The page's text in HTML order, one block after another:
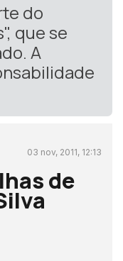
do
que se
A
03 nov, 2011, 12:13
de